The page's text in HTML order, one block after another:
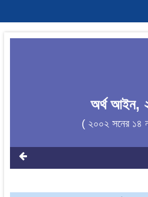
অর্থ আইন,
( ২০০২ সনের ১৪